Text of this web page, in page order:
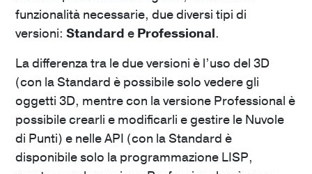
funzionalità necessarie, due diversi tipi di
versioni:Standard e Professional.
La differenza tra le due versioni è l’uso del 3D
(con la Standard è possibile solo vedere gli
oggetti 3D, mentre con la versione Professional è
possibile crearli e modificarli e gestire le Nuvole
di Punti) e nelle API (con la Standard è
disponibile solo la programmazione LISP,